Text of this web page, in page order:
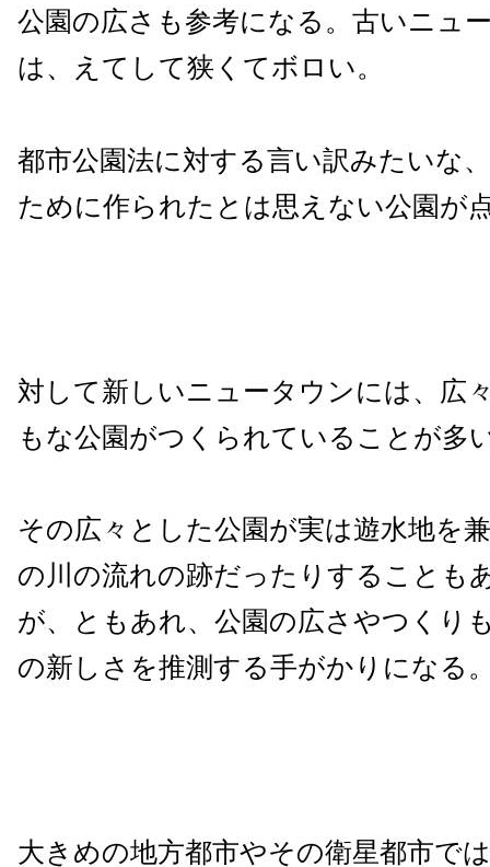
公園の広さも参考になる。古いニュ
は、えてして狭くてボロい。
都市公園法に対する言い訳みたいな
ために作られたとは思えない公園が
対して新しいニュータウンには、広
もな公園がつくられていることが多
その広々とした公園が実は遊水地を
の川の流れの跡だったりすることも
が、ともあれ、公園の広さやつくり
の新しさを推測する手がかりになる
大きめの地方都市やその衛星都市で